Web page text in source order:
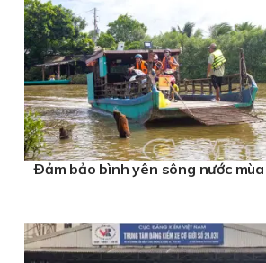
Ðảm bảo bình yên sông nước